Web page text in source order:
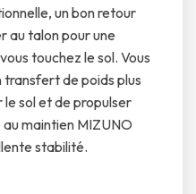
un bon retour
au talon pour une
touchez le sol. Vous
de poids plus
sol et de propulser
maintien MIZUNO
stabilité.